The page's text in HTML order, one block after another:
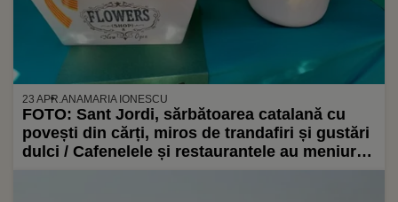
23 APR.ANAMARIA IONESCU
FOTO: Sant Jordi, sărbătoarea catalană cu
povești din cărți, miros de trandafiri și gustări
dulci / Cafenelele și restaurantele au meniuri